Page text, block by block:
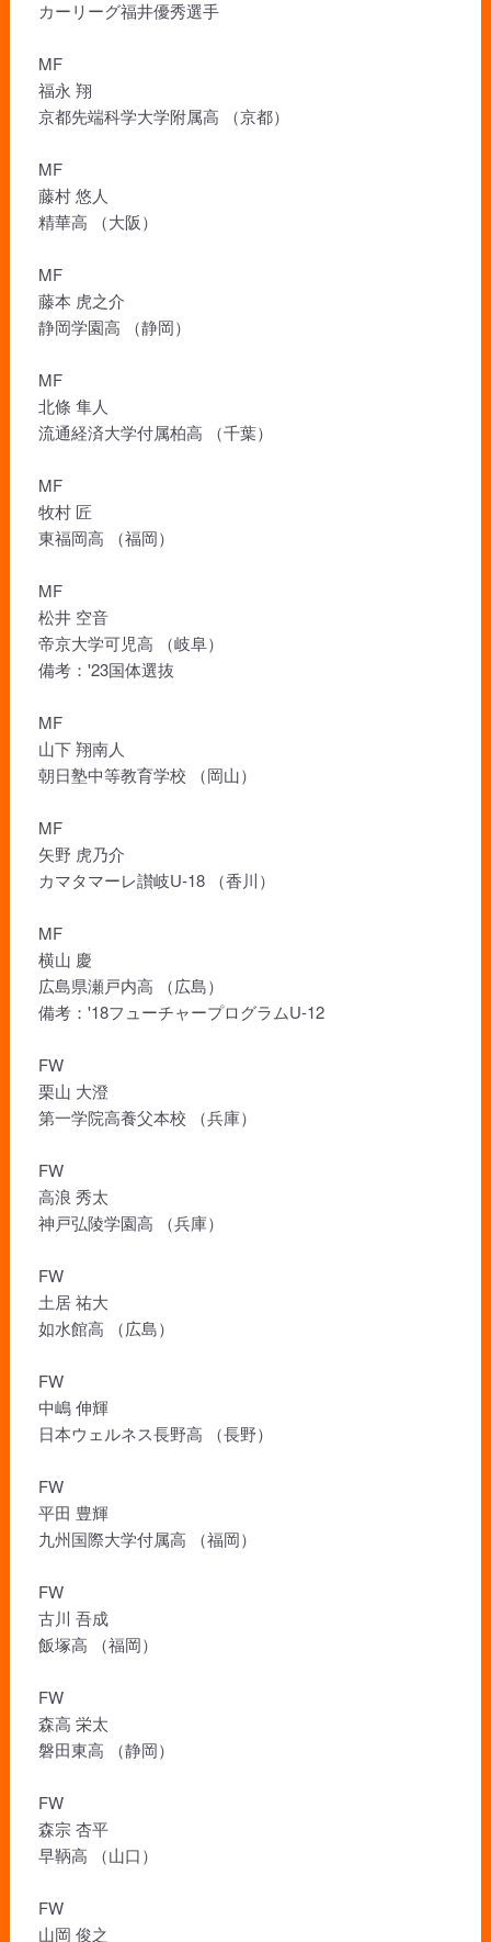
カーリーグ福井優秀選手
MF
福永 翔
京都先端科学大学附属高 （京都）
MF
藤村 悠人
精華高 （大阪）
MF
藤本 虎之介
静岡学園高 （静岡）
MF
北條 隼人
流通経済大学付属柏高 （千葉）
MF
牧村 匠
東福岡高 （福岡）
MF
松井 空音
帝京大学可児高 （岐阜）
備考：'23国体選抜
MF
山下 翔南人
朝日塾中等教育学校 （岡山）
MF
矢野 虎乃介
カマタマーレ讃岐U-18 （香川）
MF
横山 慶
広島県瀬戸内高 （広島）
備考：'18フューチャープログラムU-12
FW
栗山 大澄
第一学院高養父本校 （兵庫）
FW
高浪 秀太
神戸弘陵学園高 （兵庫）
FW
土居 祐大
如水館高 （広島）
FW
中嶋 伸輝
日本ウェルネス長野高 （長野）
FW
平田 豊輝
九州国際大学付属高 （福岡）
FW
古川 吾成
飯塚高 （福岡）
FW
森高 栄太
磐田東高 （静岡）
FW
森宗 杏平
早鞆高 （山口）
FW
山岡 俊之